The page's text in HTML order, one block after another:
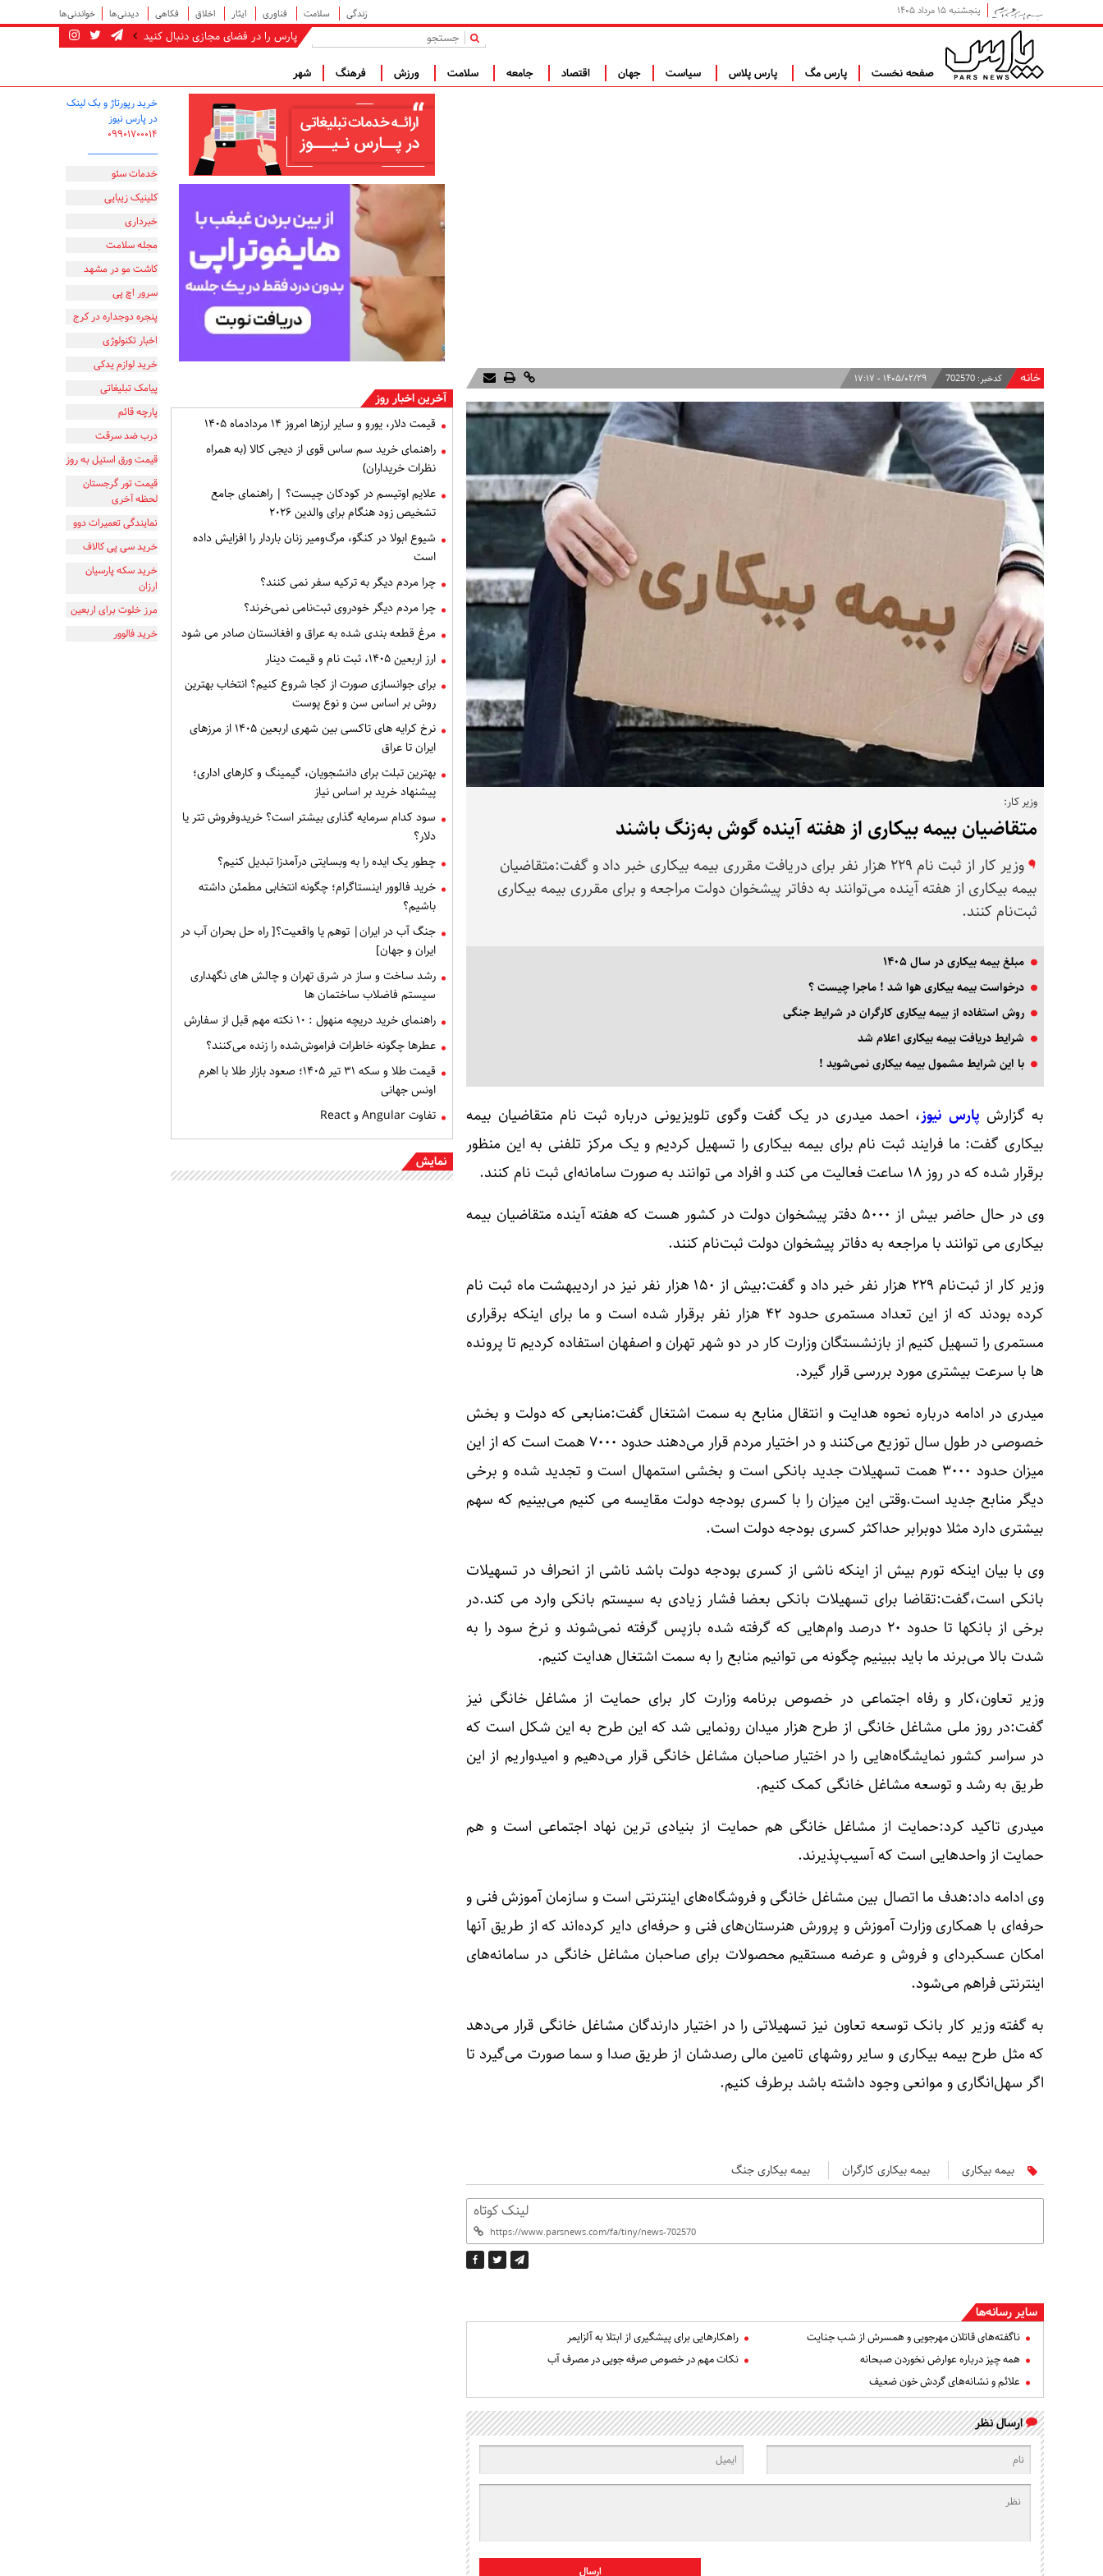
پنجشنبه ۱۵ مرداد ۱۴۰۵ زندگی سلامت فناوری ایثار اخلاق فکاهی دیدنی‌ها خواندنی‌ها
پارس را در فضای مجازی دنبال کنید |
صفحه نخست پارس مگ پارس پلاس سیاست جهان اقتصاد جامعه سلامت ورزش فرهنگ شهر
خانه کدخبر: 702570 ۱۴۰۵/۰۲/۲۹ - ۱۷:۱۷
وزیر کار:
متقاضیان بیمه بیکاری از هفته آینده گوش به‌زنگ باشند
وزیر کار از ثبت نام ۲۲۹ هزار نفر برای دریافت مقرری بیمه بیکاری خبر داد و گفت:متقاضیان
بیمه بیکاری از هفته آینده می‌توانند به دفاتر پیشخوان دولت مراجعه و برای مقرری بیمه بیکاری
ثبت‌نام کنند.
مبلغ بیمه بیکاری در سال ۱۴۰۵
درخواست بیمه بیکاری هوا شد ! ماجرا چیست ؟
روش استفاده از بیمه بیکاری کارگران در شرایط جنگی
شرایط دریافت بیمه بیکاری اعلام شد
با این شرایط مشمول بیمه بیکاری نمی‌شوید !
به گزارش پارس نیوز، احمد میدری در یک گفت وگوی تلویزیونی درباره ثبت نام متقاضیان بیمه
بیکاری گفت: ما فرایند ثبت نام برای بیمه بیکاری را تسهیل کردیم و یک مرکز تلفنی به این منظور
برقرار شده که در روز ۱۸ ساعت فعالیت می کند و افراد می توانند به صورت سامانه‌ای ثبت نام کنند.
وی در حال حاضر بیش از ۵۰۰۰ دفتر پیشخوان دولت در کشور هست که هفته آینده متقاضیان بیمه
بیکاری می توانند با مراجعه به دفاتر پیشخوان دولت ثبت‌نام کنند.
وزیر کار از ثبت‌نام ۲۲۹ هزار نفر خبر داد و گفت:بیش از ۱۵۰ هزار نفر نیز در اردیبهشت ماه ثبت نام
کرده بودند که از این تعداد مستمری حدود ۴۲ هزار نفر برقرار شده است و ما برای اینکه برقراری
مستمری را تسهیل کنیم از بازنشستگان وزارت کار در دو شهر تهران و اصفهان استفاده کردیم تا پرونده
ها با سرعت بیشتری مورد بررسی قرار گیرد.
میدری در ادامه درباره نحوه هدایت و انتقال منابع به سمت اشتغال گفت:منابعی که دولت و بخش
خصوصی در طول سال توزیع می‌کنند و در اختیار مردم قرار می‌دهند حدود ۷۰۰۰ همت است که از این
میزان حدود ۳۰۰۰ همت تسهیلات جدید بانکی است و بخشی استمهال است و تجدید شده و برخی
دیگر منابع جدید است.وقتی این میزان را با کسری بودجه دولت مقایسه می کنیم می‌بینیم که سهم
بیشتری دارد مثلا دوبرابر حداکثر کسری بودجه دولت است.
وی با بیان اینکه تورم بیش از اینکه ناشی از کسری بودجه دولت باشد ناشی از انحراف در تسهیلات
بانکی است،گفت:تقاضا برای تسهیلات بانکی بعضا فشار زیادی به سیستم بانکی وارد می کند.در
برخی از بانکها تا حدود ۲۰ درصد وام‌هایی که گرفته شده بازپس گرفته نمی‌شوند و نرخ سود را به
شدت بالا می‌برند ما باید ببینیم چگونه می توانیم منابع را به سمت اشتغال هدایت کنیم.
وزیر تعاون،کار و رفاه اجتماعی در خصوص برنامه وزارت کار برای حمایت از مشاغل خانگی نیز
گفت:در روز ملی مشاغل خانگی از طرح هزار میدان رونمایی شد که این طرح به این شکل است که
در سراسر کشور نمایشگاه‌هایی را در اختیار صاحبان مشاغل خانگی قرار می‌دهیم و امیدواریم از این
طریق به رشد و توسعه مشاغل خانگی کمک کنیم.
میدری تاکید کرد:حمایت از مشاغل خانگی هم حمایت از بنیادی ترین نهاد اجتماعی است و هم
حمایت از واحدهایی است که آسیب‌پذیرند.
وی ادامه داد:هدف ما اتصال بین مشاغل خانگی و فروشگاه‌های اینترنتی است و سازمان آموزش فنی و
حرفه‌ای با همکاری وزارت آموزش و پرورش هنرستان‌های فنی و حرفه‌ای دایر کرده‌اند که از طریق آنها
امکان عسکبردای و فروش و عرضه مستقیم محصولات برای صاحبان مشاغل خانگی در سامانه‌های
اینترنتی فراهم می‌شود.
به گفته وزیر کار بانک توسعه تعاون نیز تسهیلاتی را در اختیار دارندگان مشاغل خانگی قرار می‌دهد
که مثل طرح بیمه بیکاری و سایر روشهای تامین مالی رصدشان از طریق صدا و سما صورت می‌گیرد تا
اگر سهل‌انگاری و موانعی وجود داشته باشد برطرف کنیم.
بیمه بیکاری بیمه بیکاری کارگران بیمه بیکاری جنگ
لینک کوتاه
سایر رسانه‌ها
ناگفته‌های قاتلان مهرجویی و همسرش از شب جنایت
راهکارهایی برای پیشگیری از ابتلا به آلزایمر
همه چیز درباره عوارض نخوردن صبحانه
نکات مهم در خصوص صرفه جویی در مصرف آب
علائم و نشانه‌های گردش خون ضعیف
ارسال نظر
ارسال
آخرین اخبار روز
قیمت دلار، یورو و سایر ارزها امروز ۱۴ مردادماه ۱۴۰۵
راهنمای خرید سم ساس قوی از دیجی کالا (به همراه
نظرات خریداران)
علایم اوتیسم در کودکان چیست؟ | راهنمای جامع
تشخیص زود هنگام برای والدین ۲۰۲۶
شیوع ابولا در کنگو، مرگ‌ومیر زنان باردار را افزایش داده
است
چرا مردم دیگر به ترکیه سفر نمی کنند؟
چرا مردم دیگر خودروی ثبت‌نامی نمی‌خرند؟
مرغ قطعه‌ بندی شده به عراق و افغانستان صادر می شود
ارز اربعین ۱۴۰۵، ثبت‌ نام و قیمت دینار
برای جوانسازی صورت از کجا شروع کنیم؟ انتخاب بهترین
روش بر اساس سن و نوع پوست
نرخ کرایه های تاکسی بین شهری اربعین ۱۴۰۵ از مرزهای
ایران تا عراق
بهترین تبلت برای دانشجویان، گیمینگ و کارهای اداری؛
پیشنهاد خرید بر اساس نیاز
سود کدام سرمایه گذاری بیشتر است؟ خریدوفروش تتر یا
دلار؟
چطور یک ایده را به وبسایتی درآمدزا تبدیل کنیم؟
خرید فالوور اینستاگرام؛ چگونه انتخابی مطمئن داشته
باشیم؟
جنگ آب در ایران| توهم یا واقعیت؟[ راه حل بحران آب در
ایران و جهان]
رشد ساخت و ساز در شرق تهران و چالش های نگهداری
سیستم فاضلاب ساختمان ها
راهنمای خرید دریچه منهول : ۱۰ نکته مهم قبل از سفارش
عطرها چگونه خاطرات فراموش‌شده را زنده می‌کنند؟
قیمت طلا و سکه ۳۱ تیر ۱۴۰۵؛ صعود بازار طلا با اهرم
اونس جهانی
تفاوت Angular و React
نمایش
خرید رپورتاژ و بک لینک
در پارس نیوز
۰۹۹۰۱۷۰۰۰۱۴
_________________
خدمات سئو
کلینیک زیبایی
خبرداری
مجله سلامت
کاشت مو در مشهد
سرور اچ پی
پنجره دوجداره در کرج
اخبار تکنولوژی
خرید لوازم یدکی
پیامک تبلیغاتی
پارچه قائم
درب ضد سرقت
قیمت ورق استیل به روز
قیمت تور گرجستان
لحظه آخری
نمایندگی تعمیرات دوو
خرید سی پی کالاف
خرید سکه پارسیان
ارزان
مرز خلوت برای اربعین
خرید فالوور